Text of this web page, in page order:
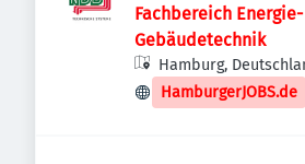
Fachbereich Energie-
Gebäudetechnik
Hamburg,
HamburgerJOBS.de